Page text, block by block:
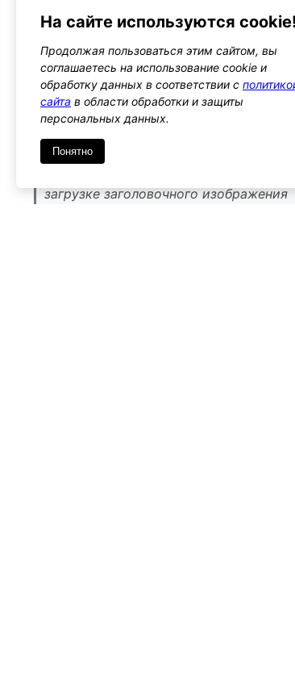
заголовок изображение
Альтернативы
header_image
Тип: action
Этот хук позволяет выполнять
загружается
Используйте его, если нужно
загрузке заголовочного изображения
На сайте используются cookie!
Продолжая пользоваться этим сайтом, вы
соглашаетесь на использование cookie и
обработку данных в соответствии с
сайта в области обработки и защиты
персональных данных.
Понятно